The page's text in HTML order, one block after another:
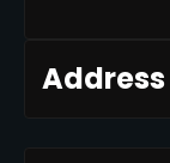
Address